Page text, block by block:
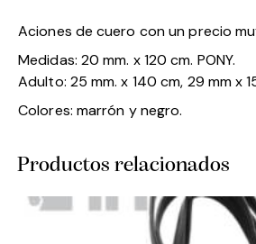
Aciones de cuero con un precio
Medidas: 20 mm. x 120 cm. PONY.
Adulto: 25 mm. x 140 cm, 29 mm x
Colores: marrón y negro.
Productos relacionados